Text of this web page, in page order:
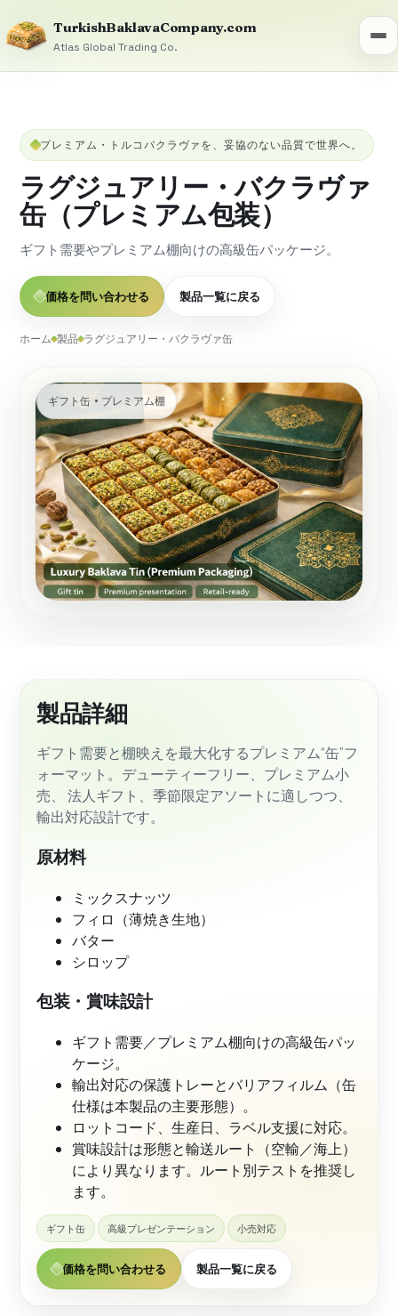
TurkishBaklavaCompany.com
Atlas Global Trading Co.
プレミアム・トルコバクラヴァを、妥協のない品質で世界へ。
ラグジュアリー・バクラヴァ
缶（プレミアム包装）
ギフト需要やプレミアム棚向けの高級缶パッケージ。
価格を問い合わせる 製品一覧に戻る
ホーム 製品 ラグジュアリー・バクラヴァ缶
ギフト缶 • プレミアム棚
製品詳細
ギフト需要と棚映えを最大化するプレミアム“缶”フ
ォーマット。デューティーフリー、プレミアム小
売、 法人ギフト、季節限定アソートに適しつつ、
輸出対応設計です。
原材料
ミックスナッツ
フィロ（薄焼き生地）
バター
シロップ
包装・賞味設計
ギフト需要／プレミアム棚向けの高級缶パッ
ケージ。
輸出対応の保護トレーとバリアフィルム（缶
仕様は本製品の主要形態）。
ロットコード、生産日、ラベル支援に対応。
賞味設計は形態と輸送ルート（空輸／海上）
により異なります。ルート別テストを推奨し
ます。
ギフト缶 高級プレゼンテーション 小売対応
価格を問い合わせる 製品一覧に戻る